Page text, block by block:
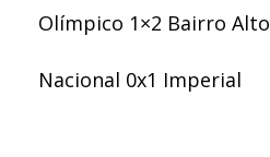
Olímpico 1×2 Bairro Alto
Nacional 0x1 Imperial